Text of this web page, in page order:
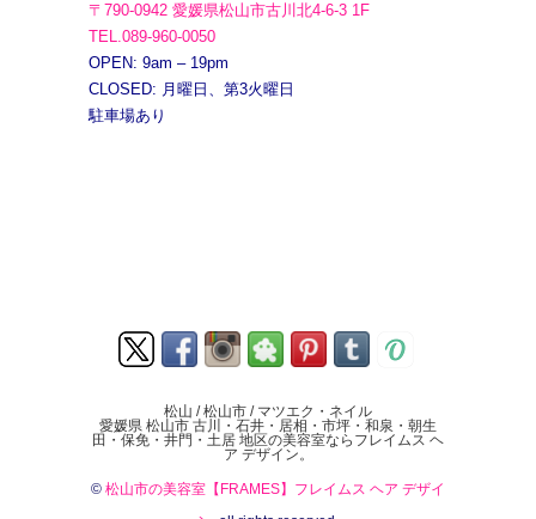
〒790-0942 愛媛県松山市古川北4-6-3 1F
TEL.089-960-0050
OPEN: 9am – 19pm
CLOSED: 月曜日、第3火曜日
駐車場あり
松山 / 松山市 / マツエク・ネイル
愛媛県 松山市 古川・石井・居相・市坪・和泉・朝生
田・保免・井門・土居 地区の美容室ならフレイムス ヘ
ア デザイン。
© 松山市の美容室【FRAMES】フレイムス ヘア デザイ